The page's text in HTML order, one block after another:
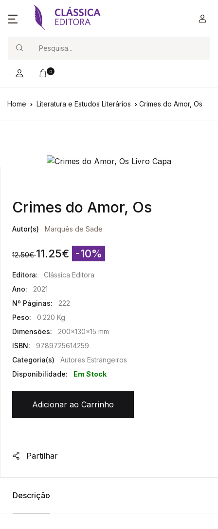
0
Home Literatura e Estudos Literários Crimes do Amor, Os
Crimes do Amor, Os
Autor(s) Marquês de Sade
12.50€ 11.25€ -10%
Editora:
Clássica Editora
Ano:
2021
Nº Páginas:
222
Peso:
0.220 Kg
Dimensões:
200x130x15 mm
ISBN:
9789725614259
Categoria(s)
Autores Estrangeiros
Disponibilidade:
Em Stock
Adicionar ao Carrinho
Partilhar
Descrição